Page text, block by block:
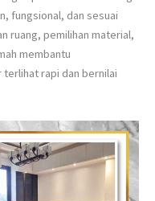
fungsional, dan sesuai
ruang, pemilihan material,
membantu
rapi dan bernilai